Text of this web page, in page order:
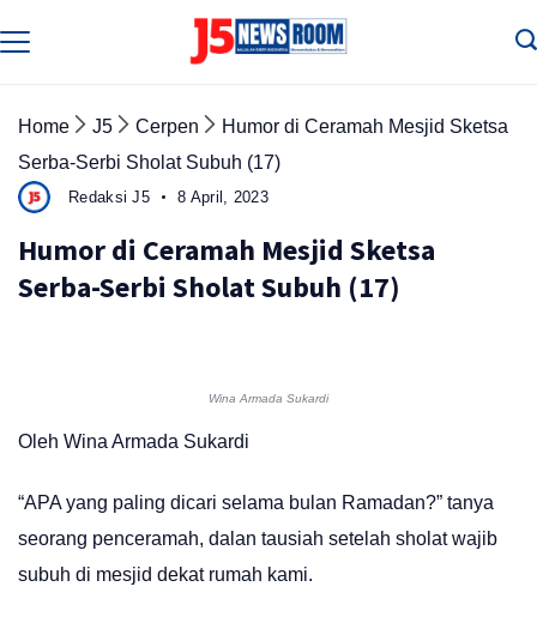
to
Home J5 Cerpen
Humor di Ceramah Mesjid Sketsa
Serba-Serbi Sholat Subuh (17)
Redaksi J5 8 April, 2023
Humor di Ceramah Mesjid Sketsa
Serba-Serbi Sholat Subuh (17)
Wina Armada Sukardi
Oleh Wina Armada Sukardi
“APA yang paling dicari selama bulan Ramadan?” tanya
seorang penceramah, dalan tausiah setelah sholat wajib
subuh di mesjid dekat rumah kami.